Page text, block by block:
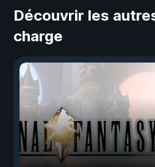
Découvrir les
charge